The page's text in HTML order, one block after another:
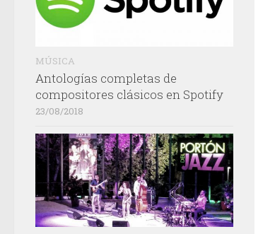
MÚSICA
Antologías completas de
compositores clásicos en Spotify
23/08/2018